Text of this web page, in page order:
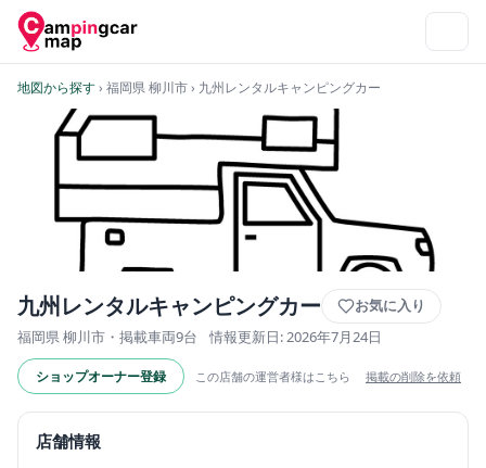
地図から探す› 福岡県 柳川市› 九州レンタルキャンピングカー
九州レンタルキャンピングカー お気に入り
福岡県 柳川市・掲載車両9台 情報更新日: 2026年7月24日
ショップオーナー登録 この店舗の運営者様はこちら 掲載の削除を依頼
店舗情報